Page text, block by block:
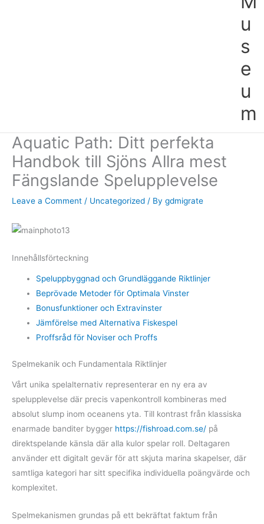
u
s
e
u
m
Aquatic Path: Ditt perfekta
Handbok till Sjöns Allra mest
Fängslande Spelupplevelse
Leave a Comment / Uncategorized / By gdmigrate
Innehållsförteckning
Speluppbyggnad och Grundläggande Riktlinjer
Beprövade Metoder för Optimala Vinster
Bonusfunktioner och Extravinster
Jämförelse med Alternativa Fiskespel
Proffsråd för Noviser och Proffs
Spelmekanik och Fundamentala Riktlinjer
Vårt unika spelalternativ representerar en ny era av
spelupplevelse där precis vapenkontroll kombineras med
absolut slump inom oceanens yta. Till kontrast från klassiska
enarmade banditer bygger https://fishroad.com.se/ på
direktspelande känsla där alla kulor spelar roll. Deltagaren
använder ett digitalt gevär för att skjuta marina skapelser, där
samtliga kategori har sitt specifika individuella poängvärde och
komplexitet.
Spelmekanismen grundas på ett bekräftat faktum från